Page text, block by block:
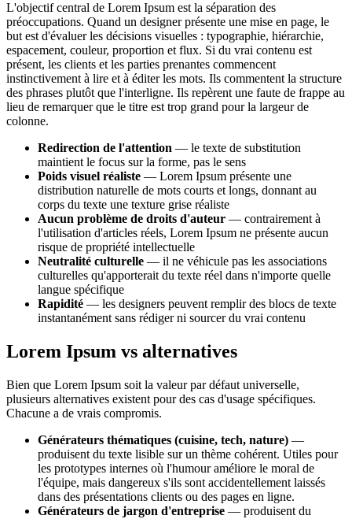
L'objectif central de Lorem Ipsum est la séparation des
préoccupations. Quand un designer présente une mise en page, le
but est d'évaluer les décisions visuelles : typographie, hiérarchie,
espacement, couleur, proportion et flux. Si du vrai contenu est
présent, les clients et les parties prenantes commencent
instinctivement à lire et à éditer les mots. Ils commentent la structure
des phrases plutôt que l'interligne. Ils repèrent une faute de frappe au
lieu de remarquer que le titre est trop grand pour la largeur de
colonne.
Redirection de l'attention — le texte de substitution
maintient le focus sur la forme, pas le sens
Poids visuel réaliste — Lorem Ipsum présente une
distribution naturelle de mots courts et longs, donnant au
corps du texte une texture grise réaliste
Aucun problème de droits d'auteur — contrairement à
l'utilisation d'articles réels, Lorem Ipsum ne présente aucun
risque de propriété intellectuelle
Neutralité culturelle — il ne véhicule pas les associations
culturelles qu'apporterait du texte réel dans n'importe quelle
langue spécifique
Rapidité — les designers peuvent remplir des blocs de texte
instantanément sans rédiger ni sourcer du vrai contenu
Lorem Ipsum vs alternatives
Bien que Lorem Ipsum soit la valeur par défaut universelle,
plusieurs alternatives existent pour des cas d'usage spécifiques.
Chacune a de vrais compromis.
Générateurs thématiques (cuisine, tech, nature) —
produisent du texte lisible sur un thème cohérent. Utiles pour
les prototypes internes où l'humour améliore le moral de
l'équipe, mais dangereux s'ils sont accidentellement laissés
dans des présentations clients ou des pages en ligne.
Générateurs de jargon d'entreprise — produisent du